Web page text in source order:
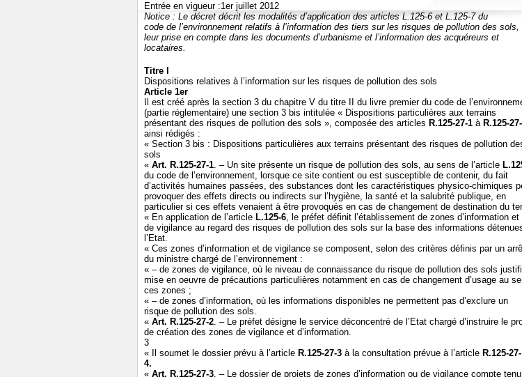
Entrée en vigueur :1er juillet 2012
Notice : Le décret décrit les modalités d’application des articles L.125-6 et L.125-7 du
code de l’environnement relatifs à l’information des tiers sur les risques de pollution des sols,
leur prise en compte dans les documents d’urbanisme et l’information des acquéreurs et
locataires.
Titre I
Dispositions relatives à l’information sur les risques de pollution des sols
Article 1er
Il est créé après la section 3 du chapitre V du titre II du livre premier du code de
(partie réglementaire) une section 3 bis intitulée « Dispositions particulières aux terrains
présentant des risques de pollution des sols », composée des articles R.125-27-1 à R.125-
ainsi rédigés :
« Section 3 bis : Dispositions particulières aux terrains présentant des risques de pollution
sols
« Art. R.125-27-1. – Un site présente un risque de pollution des sols, au sens de l’article
du code de l’environnement, lorsque ce site contient ou est susceptible de contenir, du fait
d’activités humaines passées, des substances dont les caractéristiques physico-chimiques
provoquer des effets directs ou indirects sur l’hygiène, la santé et la salubrité publique, en
particulier si ces effets venaient à être provoqués en cas de changement de destination du
« En application de l’article L.125-6, le préfet définit l’établissement de zones d’information et
de vigilance au regard des risques de pollution des sols sur la base des informations
l’Etat.
« Ces zones d’information et de vigilance se composent, selon des critères définis par un
du ministre chargé de l’environnement :
« – de zones de vigilance, où le niveau de connaissance du risque de pollution des sols
mise en oeuvre de précautions particulières notamment en cas de changement d’usage au
ces zones ;
« – de zones d’information, où les informations disponibles ne permettent pas d’exclure un
risque de pollution des sols.
« Art. R.125-27-2. – Le préfet désigne le service déconcentré de l’Etat chargé d’instruire le
de création des zones de vigilance et d’information.
3
« Il soumet le dossier prévu à l’article R.125-27-3 à la consultation prévue à l’article R.125-27-
4.
« Art. R.125-27-3. – Le dossier de projets de zones d’information ou de vigilance compte tenu